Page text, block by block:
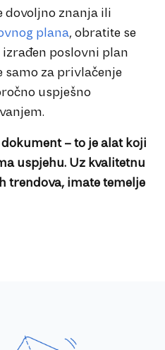
dovoljno znanja ili
plana, obratite se
izrađen poslovni plan
samo za privlačenje
uspješno
– to je alat koji
uspjehu. Uz kvalitetnu
trendova, imate temelje